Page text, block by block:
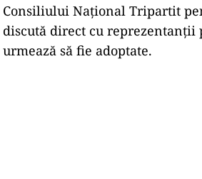
Consiliului Național Tripartit
discută direct cu reprezentanții
urmează să fie adoptate.